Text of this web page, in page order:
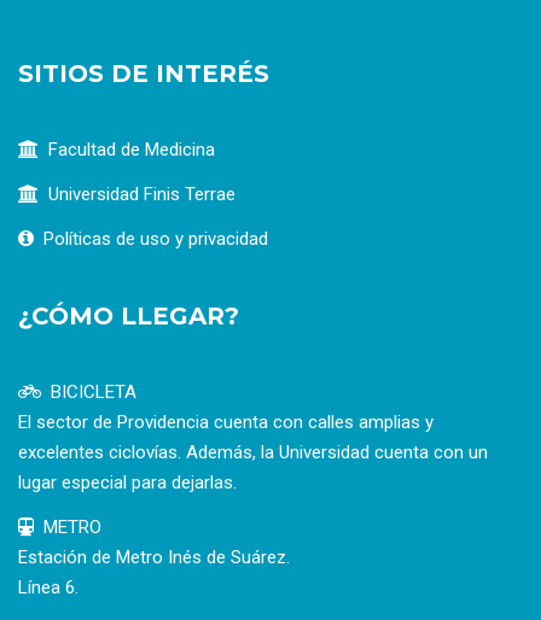
SITIOS DE INTERÉS
Facultad de Medicina
Universidad Finis Terrae
Políticas de uso y privacidad
¿CÓMO LLEGAR?
BICICLETA
El sector de Providencia cuenta con calles amplias y
excelentes ciclovías. Además, la Universidad cuenta con un
lugar especial para dejarlas.
METRO
Estación de Metro Inés de Suárez.
Línea 6.